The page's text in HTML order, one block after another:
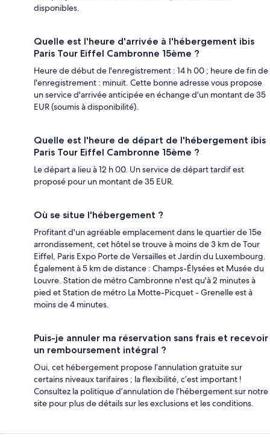
disponibles.
Quelle est l'heure d'arrivée à l'hébergement ibis
Paris Tour Eiffel Cambronne 15ème ?
Heure de début de l'enregistrement : 14 h 00 ; heure de fin de
l'enregistrement : minuit. Cette bonne adresse vous propose
un service d'arrivée anticipée en échange d'un montant de 35
EUR (soumis à disponibilité).
Quelle est l'heure de départ de l'hébergement ibis
Paris Tour Eiffel Cambronne 15ème ?
Le départ a lieu à 12 h 00. Un service de départ tardif est
proposé pour un montant de 35 EUR.
Où se situe l'hébergement ?
Profitant d'un agréable emplacement dans le quartier de 15e
arrondissement, cet hôtel se trouve à moins de 3 km de Tour
Eiffel, Paris Expo Porte de Versailles et Jardin du Luxembourg.
Également à 5 km de distance : Champs-Élysées et Musée du
Louvre. Station de métro Cambronne n'est qu'à 2 minutes à
pied et Station de métro La Motte-Picquet - Grenelle est à
moins de 4 minutes.
Puis-je annuler ma réservation sans frais et recevoir
un remboursement intégral ?
Oui, cet hébergement propose l’annulation gratuite sur
certains niveaux tarifaires ; la flexibilité, c’est important !
Consultez la politique d’annulation de l’hébergement sur notre
site pour plus de détails sur les exclusions et les conditions.